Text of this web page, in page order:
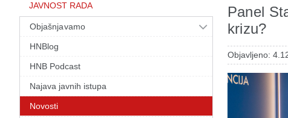
JAVNOST RADA
Objašnjavamo
HNBlog
HNB Podcast
Najava javnih istupa
Novosti
Panel
krizu?
Objavljeno: